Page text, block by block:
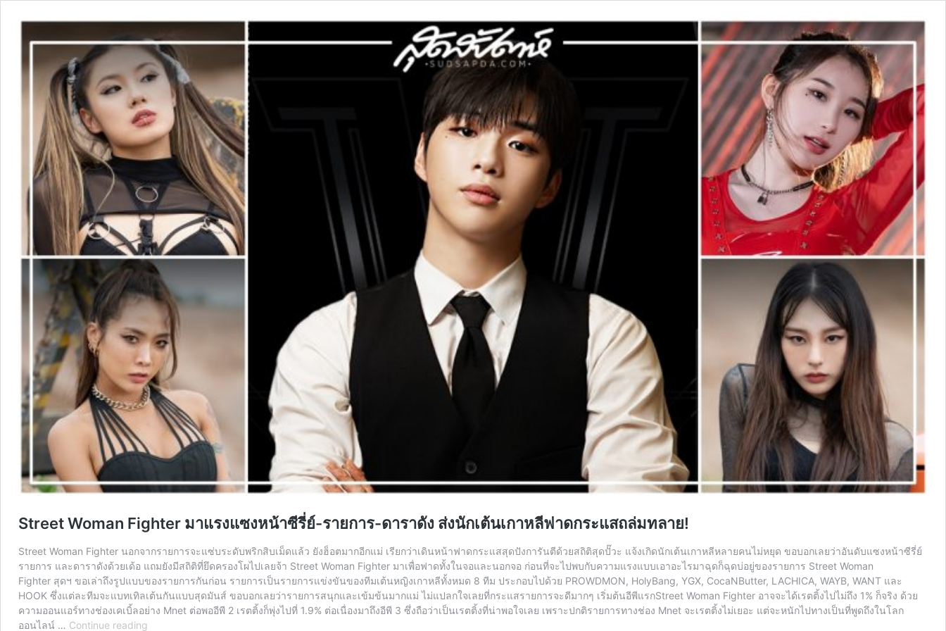
Street Woman Fighter มาแรงแซงหน้าซีรี่ย์-รายการ-ดาราดัง ส่งนักเต้นเกาหลีฟาดกระแสถล่มทลาย!
Street Woman Fighter นอกจากรายการจะแซ่บระดับพริกสิบเม็ดแล้ว ยังฮ็อตมากอีกแม่ เรียกว่าเดินหน้าฟาดกระแสสุดปังการันตีด้วยสถิติสุดปั๊วะ แจ้งเกิดนักเต้นเกาหลีหลายคนไม่หยุด ขอบอกเลยว่าอันดับแซงหน้าซีรี่ย์
รายการ และดาราดังด้วยเด้อ แถมยังมีสถิติที่ยึดครองโผไปเลยจ้า Street Woman Fighter มาเพื่อฟาดทั้งในจอและนอกจอ ก่อนที่จะไปพบกับความแรงแบบเอาอะไรมาฉุดก็ฉุดบ่อยู่ของรายการ Street Woman
Fighter สุดฯ ขอเล่าถึงรูปแบบของรายการกันก่อน รายการเป็นรายการแข่งขันของทีมเต้นหญิงเกาหลีทั้งหมด 8 ทีม ประกอบไปด้วย PROWDMON, HolyBang, YGX, CocaNButter, LACHICA, WAYB, WANT และ
HOOK ซึ่งแต่ละทีมจะแบทเทิลเต้นกันแบบสุดมันส์ ขอบอกเลยว่ารายการสนุกและเข้มข้นมากแม่ ไม่แปลกใจเลยที่กระแสรายการจะดีมากๆ เริ่มต้นอีพีแรกStreet Woman Fighter อาจจะได้เรตติ้งไปไม่ถึง 1% ก็จริง ด้วย
ความออนแอร์ทางช่องเคเบิ้ลอย่าง Mnet ต่อพออีพี 2 เรตติ้งก็พุ่งไปที่ 1.9% ต่อเนื่องมาถึงอีพี 3 ซึ่งถือว่าเป็นเรตติ้งที่น่าพอใจเลย เพราะปกติรายการทางช่อง Mnet จะเรตติ้งไม่เยอะ แต่จะหนักไปทางเป็นที่พูดถึงในโลก
ออนไลน์ … Continue reading